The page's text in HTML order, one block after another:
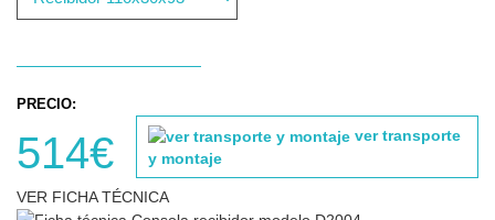
PRECIO:
514€
ver transporte
y montaje
VER FICHA TÉCNICA